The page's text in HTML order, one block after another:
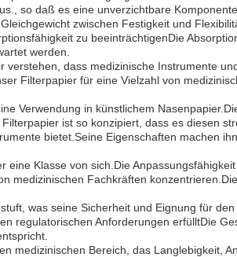
so daß es eine unverzichtbare
zwischen Festigkeit und
zu beeinträchtigenDie
werden.
dass medizinische Instrumente
Filterpapier für eine Vielzahl von
Verwendung in künstlichem
ist so konzipiert, dass es diesen
bietet.Seine Eigenschaften machen
Klasse von sich.Die
medizinischen Fachkräften
was seine Sicherheit und Eignung für
regulatorischen Anforderungen erfülltDie
medizinischen Bereich, das Langlebigkeit,